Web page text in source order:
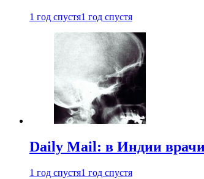
1 год спустя1 год спустя
Daily Mail: в Индии врачи
1 год спустя1 год спустя